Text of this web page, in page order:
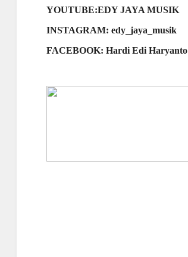
YOUTUBE:EDY JAYA MUSIK
INSTAGRAM: edy_jaya_musik
FACEBOOK: Hardi Edi Haryanto